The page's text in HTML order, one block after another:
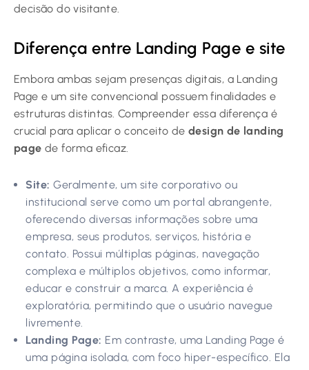
decisão do visitante.
Diferença entre Landing Page e site
Embora ambas sejam presenças digitais, a Landing
Page e um site convencional possuem finalidades e
estruturas distintas. Compreender essa diferença é
crucial para aplicar o conceito de design de landing
page de forma eficaz.
Site: Geralmente, um site corporativo ou
institucional serve como um portal abrangente,
oferecendo diversas informações sobre uma
empresa, seus produtos, serviços, história e
contato. Possui múltiplas páginas, navegação
complexa e múltiplos objetivos, como informar,
educar e construir a marca. A experiência é
exploratória, permitindo que o usuário navegue
livremente.
Landing Page: Em contraste, uma Landing Page é
uma página isolada, com foco hiper-específico. Ela